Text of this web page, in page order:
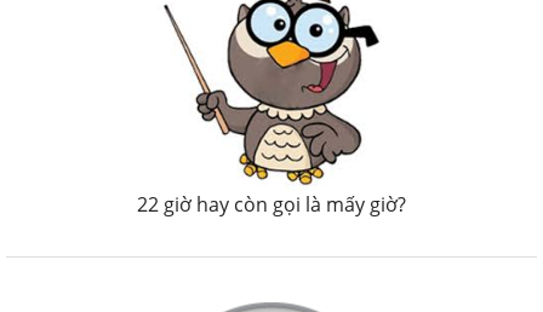
22 giờ hay còn gọi là mấy giờ?